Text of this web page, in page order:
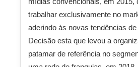
trabalhar exclusivamente no
aderindo às novas tendências
Decisão esta que levou a
patamar de referência no